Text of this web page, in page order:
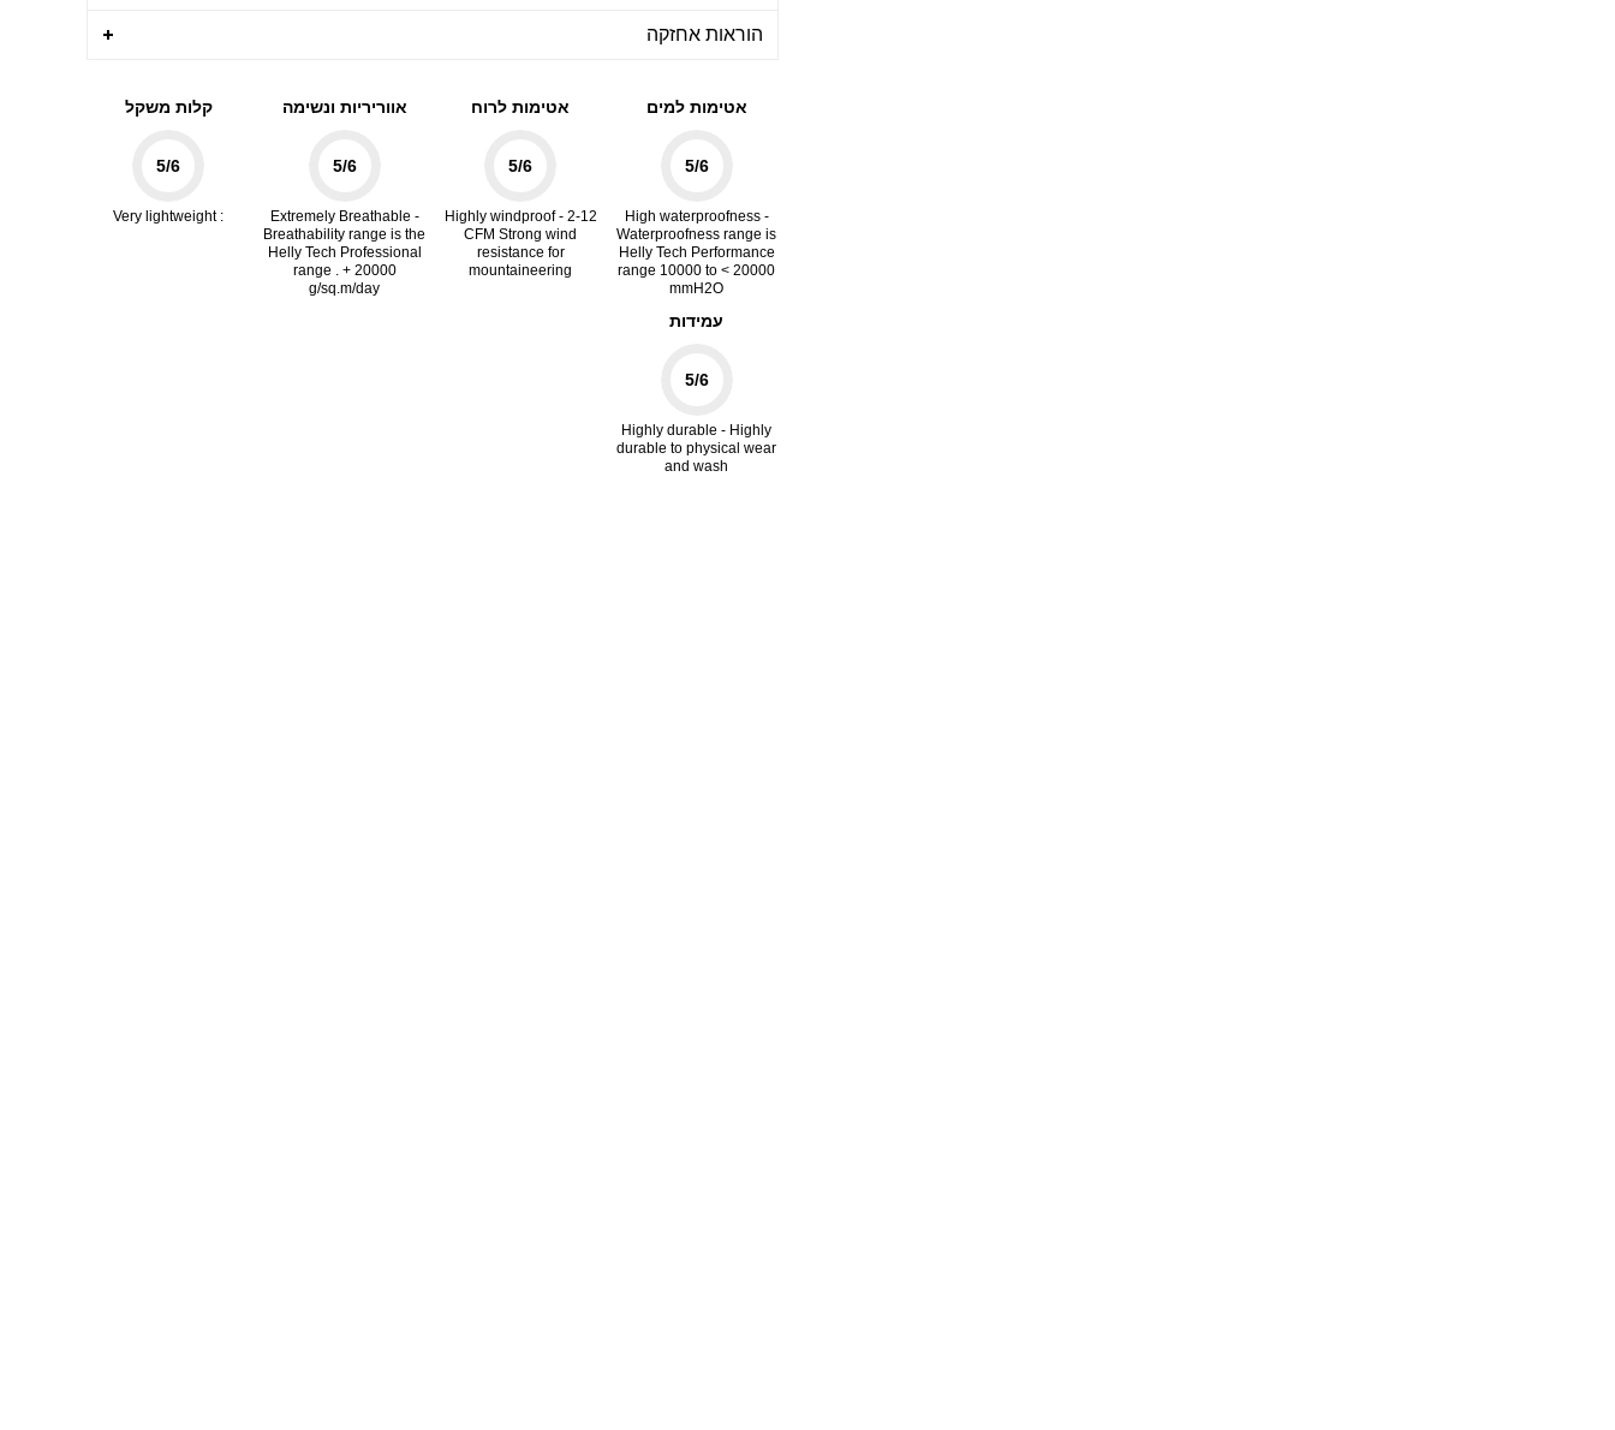
הוראות אחזקה
אטימות למים
5/6
High waterproofness -
Waterproofness range is
Helly Tech Performance
range 10000 to < 20000
mmH2O
אטימות לרוח
5/6
Highly windproof - 2-12
CFM Strong wind
resistance for
mountaineering
אווריריות ונשימה
5/6
Extremely Breathable -
Breathability range is the
Helly Tech Professional
range . + 20000
g/sq.m/day
קלות משקל
5/6
: Very lightweight
עמידות
5/6
Highly durable - Highly
durable to physical wear
and wash